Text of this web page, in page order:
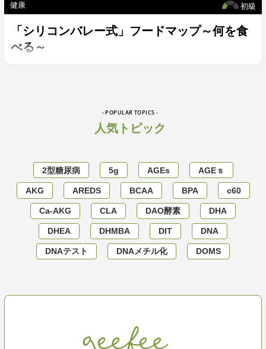
初級
健康
「シリコンバレー式」フードマップ～何を食
べる～
- POPULAR TOPICS -
人気トピック
2型糖尿病 5g AGEs AGEｓ
AKG AREDS BCAA BPA c60
Ca-AKG CLA DAO酵素 DHA
DHEA DHMBA DIT DNA
DNAテスト DNAメチル化 DOMS